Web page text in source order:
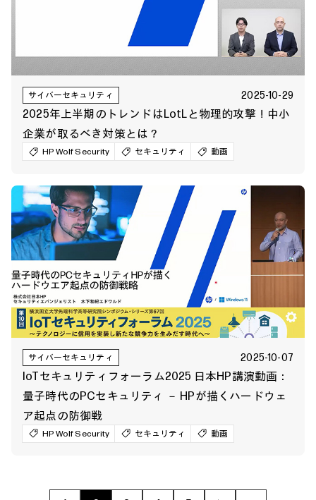
サイバーセキュリティ 2025-10-29
2025年上半期のトレンドはLotLと物理的攻撃！中小
企業が取るべき対策とは？
HP Wolf Security セキュリティ 動画
サイバーセキュリティ 2025-10-07
IoTセキュリティフォーラム2025 日本HP講演動画：
量子時代のPCセキュリティ － HPが描くハードウェ
ア起点の防御戦
HP Wolf Security セキュリティ 動画